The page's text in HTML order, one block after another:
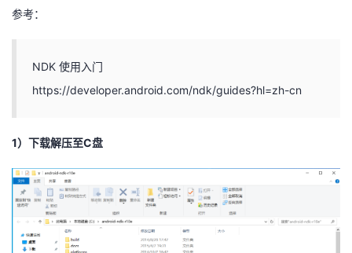
参考：
NDK 使用入门
https://developer.android.com/ndk/guides?hl=zh-cn
1）下载解压至C盘